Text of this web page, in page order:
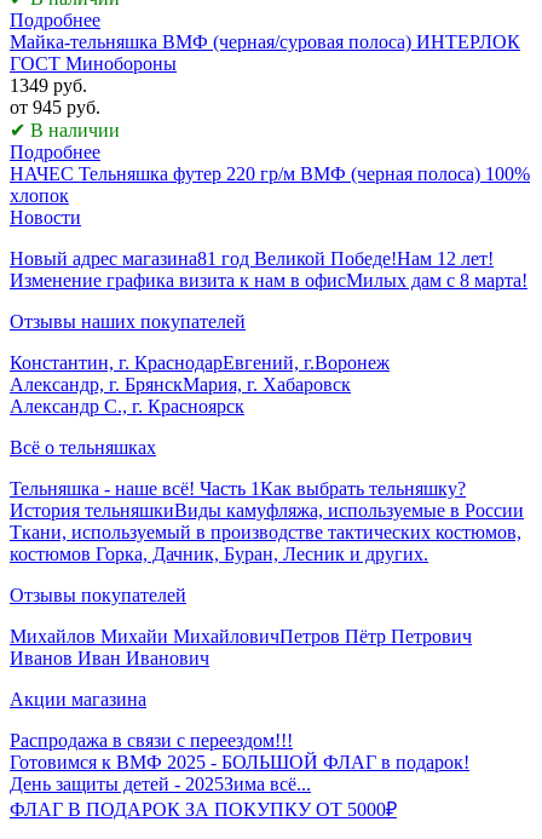
Подробнее
Майка-тельняшка ВМФ (черная/суровая полоса) ИНТЕРЛОК
ГОСТ Минобороны
1349 руб.
от 945 руб.
✔ В наличии
Подробнее
НАЧЕС Тельняшка футер 220 гр/м ВМФ (черная полоса) 100%
хлопок
Новости
Новый адрес магазина81 год Великой Победе!Нам 12 лет!
Изменение графика визита к нам в офисМилых дам с 8 марта!
Отзывы наших покупателей
Константин, г. КраснодарЕвгений, г.Воронеж
Александр, г. БрянскМария, г. Хабаровск
Александр С., г. Красноярск
Всё о тельняшках
Тельняшка - наше всё! Часть 1Как выбрать тельняшку?
История тельняшкиВиды камуфляжа, используемые в России
Ткани, используемый в производстве тактических костюмов,
костюмов Горка, Дачник, Буран, Лесник и других.
Отзывы покупателей
Михайлов Михайи МихайловичПетров Пётр Петрович
Иванов Иван Иванович
Акции магазина
Распродажа в связи с переездом!!!
Готовимся к ВМФ 2025 - БОЛЬШОЙ ФЛАГ в подарок!
День защиты детей - 2025Зима всё...
ФЛАГ В ПОДАРОК ЗА ПОКУПКУ ОТ 5000₽